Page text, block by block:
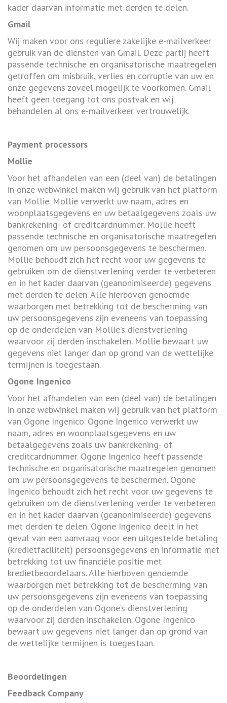
kader daarvan informatie met derden te delen.
Gmail
Wij maken voor ons reguliere zakelijke e-mailverkeer
gebruik van de diensten van Gmail. Deze partij heeft
passende technische en organisatorische maatregelen
getroffen om misbruik, verlies en corruptie van uw en
onze gegevens zoveel mogelijk te voorkomen. Gmail
heeft geen toegang tot ons postvak en wij
behandelen al ons e-mailverkeer vertrouwelijk.
Payment processors
Mollie
Voor het afhandelen van een (deel van) de betalingen
in onze webwinkel maken wij gebruik van het platform
van Mollie. Mollie verwerkt uw naam, adres en
woonplaatsgegevens en uw betaalgegevens zoals uw
bankrekening- of creditcardnummer. Mollie heeft
passende technische en organisatorische maatregelen
genomen om uw persoonsgegevens te beschermen.
Mollie behoudt zich het recht voor uw gegevens te
gebruiken om de dienstverlening verder te verbeteren
en in het kader daarvan (geanonimiseerde) gegevens
met derden te delen. Alle hierboven genoemde
waarborgen met betrekking tot de bescherming van
uw persoonsgegevens zijn eveneens van toepassing
op de onderdelen van Mollie’s dienstverlening
waarvoor zij derden inschakelen. Mollie bewaart uw
gegevens niet langer dan op grond van de wettelijke
termijnen is toegestaan.
Ogone Ingenico
Voor het afhandelen van een (deel van) de betalingen
in onze webwinkel maken wij gebruik van het platform
van Ogone Ingenico. Ogone Ingenico verwerkt uw
naam, adres en woonplaatsgegevens en uw
betaalgegevens zoals uw bankrekening- of
creditcardnummer. Ogone Ingenico heeft passende
technische en organisatorische maatregelen genomen
om uw persoonsgegevens te beschermen. Ogone
Ingenico behoudt zich het recht voor uw gegevens te
gebruiken om de dienstverlening verder te verbeteren
en in het kader daarvan (geanonimiseerde) gegevens
met derden te delen. Ogone Ingenico deelt in het
geval van een aanvraag voor een uitgestelde betaling
(kredietfaciliteit) persoonsgegevens en informatie met
betrekking tot uw financiële positie met
kredietbeoordelaars. Alle hierboven genoemde
waarborgen met betrekking tot de bescherming van
uw persoonsgegevens zijn eveneens van toepassing
op de onderdelen van Ogone’s dienstverlening
waarvoor zij derden inschakelen. Ogone Ingenico
bewaart uw gegevens niet langer dan op grond van
de wettelijke termijnen is toegestaan.
Beoordelingen
Feedback Company